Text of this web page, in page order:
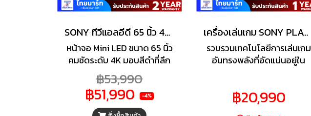
SONY ทีวีแอลอีดี 65 นิ้ว 4K MINI LED QLED GOOGLE TV รุ่น BRAVIA 5 K-65XR50
หน้าจอ Mini LED ขนาด 65 นิ้ว
คมชัดระดับ 4K มอบสีดำที่ลึก
กว่า และพื้นที่สว่างที่สว่างขึ้น ให้
รายละเอียดภาพที่เหนือกว่า
Full Array LED ทั่วไป ชิป
ประมวลผล XR และ XR
฿53,990
฿51,990 -4%
เครื่องเล่นเกม SONY PLAYSTATION 5 SLIM DISC EDITION CFI-2118 A01
รวบรวมเทคโนโลยีการเล่นเกม
อันทรงพลังที่อัดแน่นอยู่ใน
เล่นเกมโปรดบนพื้นที่จัดเก็บ
฿20,990